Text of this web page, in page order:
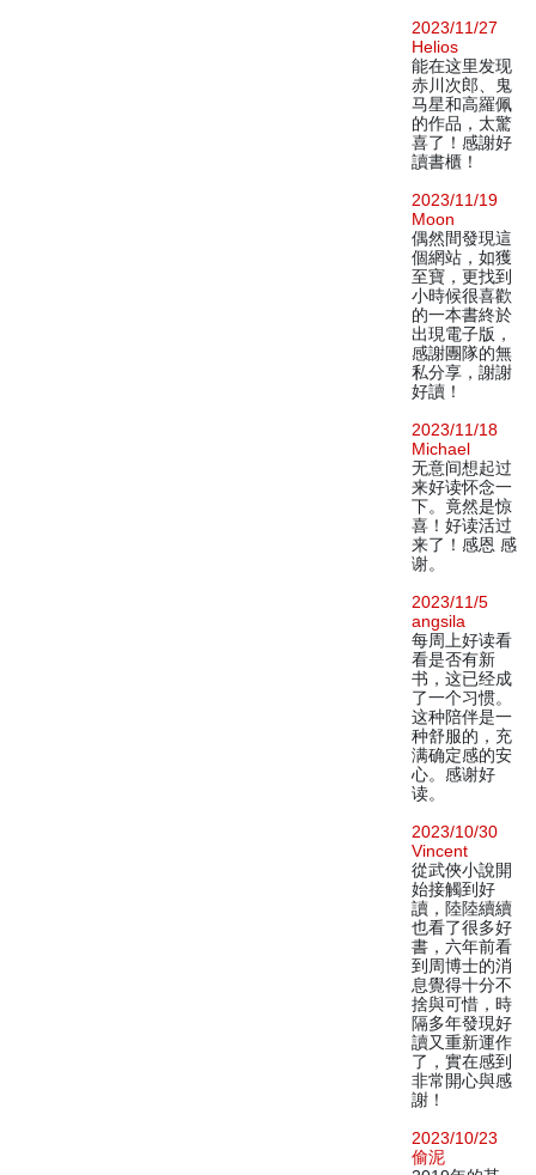
2023/11/27
Helios
能在这里发现
赤川次郎、鬼
马星和高羅佩
的作品，太驚
喜了！感謝好
讀書櫃！
2023/11/19
Moon
偶然間發現這
個網站，如獲
至寶，更找到
小時候很喜歡
的一本書終於
出現電子版，
感謝團隊的無
私分享，謝謝
好讀！
2023/11/18
Michael
无意间想起过
来好读怀念一
下。竟然是惊
喜！好读活过
来了！感恩 感
谢。
2023/11/5
angsila
每周上好读看
看是否有新
书，这已经成
了一个习惯。
这种陪伴是一
种舒服的，充
满确定感的安
心。感谢好
读。
2023/10/30
Vincent
從武俠小說開
始接觸到好
讀，陸陸續續
也看了很多好
書，六年前看
到周博士的消
息覺得十分不
捨與可惜，時
隔多年發現好
讀又重新運作
了，實在感到
非常開心與感
謝！
2023/10/23
偷泥